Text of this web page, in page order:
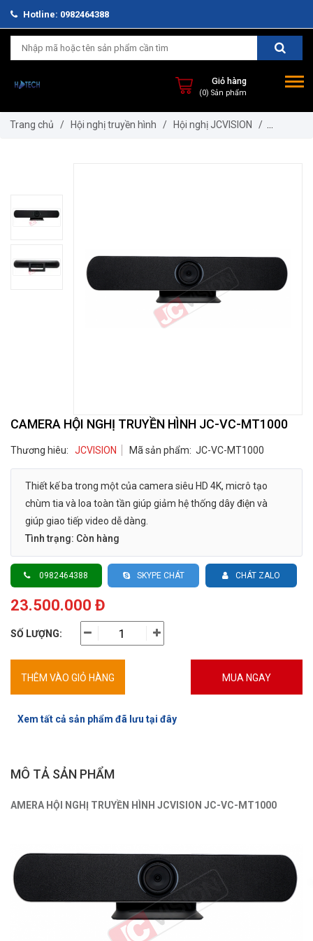
Hotline: 0982464388
Giỏ hàng
Trang chủ / Hội nghị truyền hình / Hội nghị JCVISION
/
CAMERA HỘI NGHỊ TRUYỀN HÌNH JC-VC-MT1000
Thương hiêu: JCVISION Mã sản phẩm: JC-VC-MT1000
Thiết kế ba trong một của camera siêu HD 4K, micrô tạo
chùm tia và loa toàn tần giúp giảm hệ thống dây điện và
giúp giao tiếp video dễ dàng.
Tình trạng: Còn hàng
0982464388 CHÁT ZALO
SKYPE CHÁT
23.500.000 Đ
SỐ LƯỢNG:
THÊM VÀO GIỎ HÀNG MUA NGAY
Xem tất cả sản phẩm đã lưu tại đây
MÔ TẢ SẢN PHẨM
AMERA HỘI NGHỊ TRUYỀN HÌNH JCVISION JC-VC-MT1000